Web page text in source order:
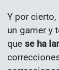
Y por
un gamer y
que se ha